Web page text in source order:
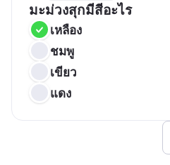
มะม่วงสุกมีสีอะไร
เหลือง
ชมพู
เขียว
แดง